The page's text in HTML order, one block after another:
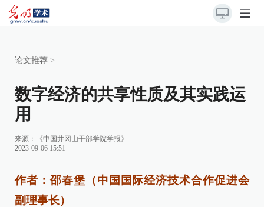
论文推荐 >
数字经济的共享性质及其实践运
用
来源：《中国井冈山干部学院学报》
2023-09-06 15:51
作者：邵春堡（中国国际经济技术合作促进会
副理事长）